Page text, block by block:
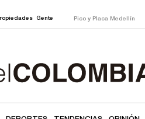
Gente Pico y Placa Medellín